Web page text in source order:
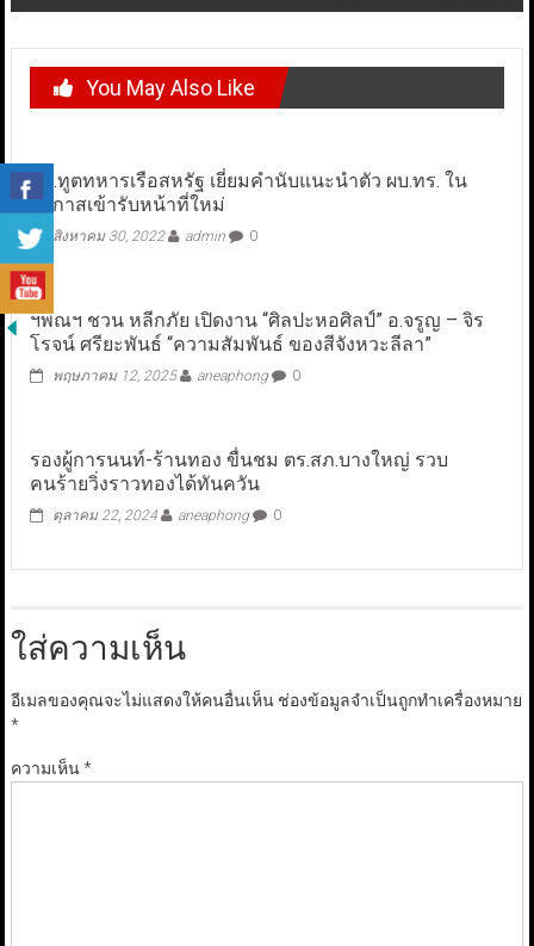
You May Also Like
ผช.ทูตทหารเรือสหรัฐ เยี่ยมคำนับแนะนำตัว ผบ.ทร. ใน
โอกาสเข้ารับหน้าที่ใหม่
สิงหาคม 30, 2022 admin 0
ฯพณฯ ชวน หลีกภัย เปิดงาน “ศิลปะหอศิลป์” อ.จรูญ – จิร
โรจน์ ศรียะพันธ์ “ความสัมพันธ์ ของสีจังหวะลีลา”
พฤษภาคม 12, 2025 aneaphong 0
รองผู้การนนท์-ร้านทอง ขื่นชม ตร.สภ.บางใหญ่ รวบ
คนร้ายวิ่งราวทองได้ทันควัน
ตุลาคม 22, 2024 aneaphong 0
ใส่ความเห็น
อีเมลของคุณจะไม่แสดงให้คนอื่นเห็น ช่องข้อมูลจำเป็นถูกทำเครื่องหมาย
*
ความเห็น*